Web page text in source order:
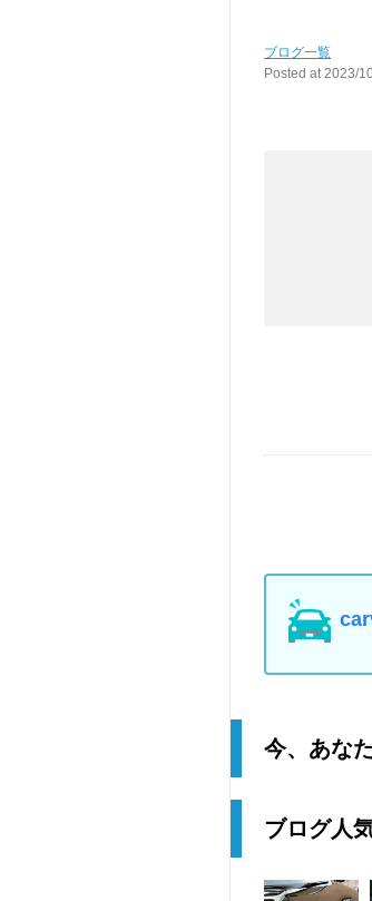
ブログ一覧
Posted at 2023/
今、あな
ブログ人